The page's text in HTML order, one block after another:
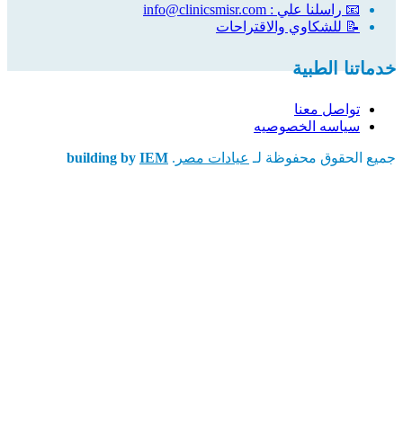
📧 راسلنا علي : info@clinicsmisr.com
📝 للشكاوي والاقتراحات
خدماتنا الطبية
تواصل معنا
سياسه الخصوصيه
جميع الحقوق محفوظة لـ عيادات مصر .
building by IEM